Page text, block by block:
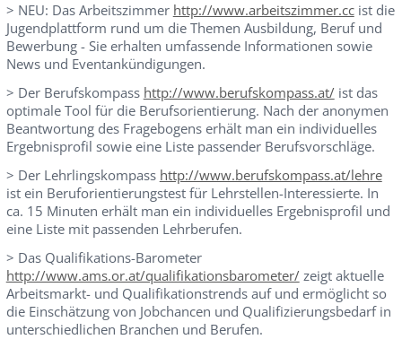
> NEU: Das Arbeitszimmer http://www.arbeitszimmer.ccist die
Jugendplattform rund um die Themen Ausbildung, Beruf und
Bewerbung - Sie erhalten umfassende Informationen sowie
News und Eventankündigungen.
> Der Berufskompass http://www.berufskompass.at/ist das
optimale Tool für die Berufsorientierung. Nach der anonymen
Beantwortung des Fragebogens erhält man ein individuelles
Ergebnisprofil sowie eine Liste passender Berufsvorschläge.
> Der Lehrlingskompass http://www.berufskompass.at/lehre
ist ein Beruforientierungstest für Lehrstellen-Interessierte. In
ca. 15 Minuten erhält man ein individuelles Ergebnisprofil und
eine Liste mit passenden Lehrberufen.
> Das Qualifikations-Barometer
http://www.ams.or.at/qualifikationsbarometer/zeigt aktuelle
Arbeitsmarkt- und Qualifikationstrends auf und ermöglicht so
die Einschätzung von Jobchancen und Qualifizierungsbedarf in
unterschiedlichen Branchen und Berufen.